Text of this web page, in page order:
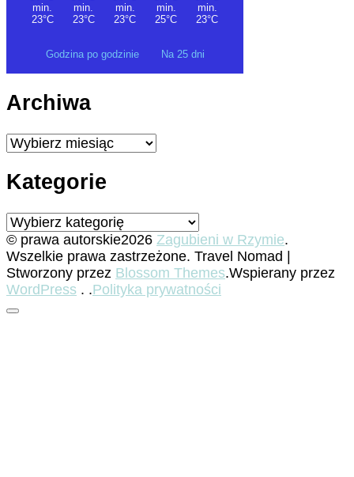
Godzina po godzinie Na 25 dni
Archiwa
Archiwa
Kategorie
Kategorie
© prawa autorskie2026 Zagubieni w Rzymie.
Wszelkie prawa zastrzeżone. Travel Nomad |
Stworzony przez Blossom Themes.Wspierany przez
WordPress . .Polityka prywatności